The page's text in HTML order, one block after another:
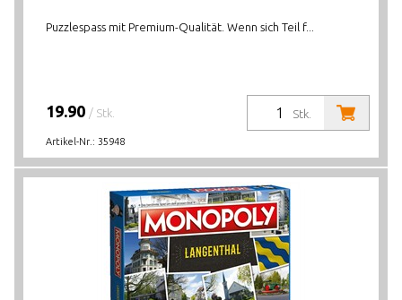
Puzzlespass mit Premium-Qualität. Wenn sich Teil f...
Stk.
19.90 / Stk.
Artikel-Nr.: 35948